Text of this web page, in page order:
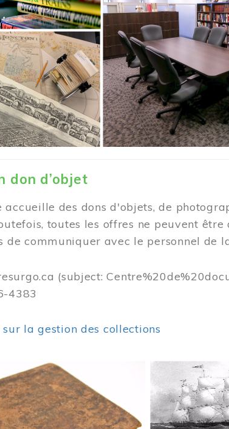
don d’objet
accueille des dons d'objets, de
toutes les offres ne peuvent
de communiquer avec le personnel de
(subject:
4383
la gestion des collections